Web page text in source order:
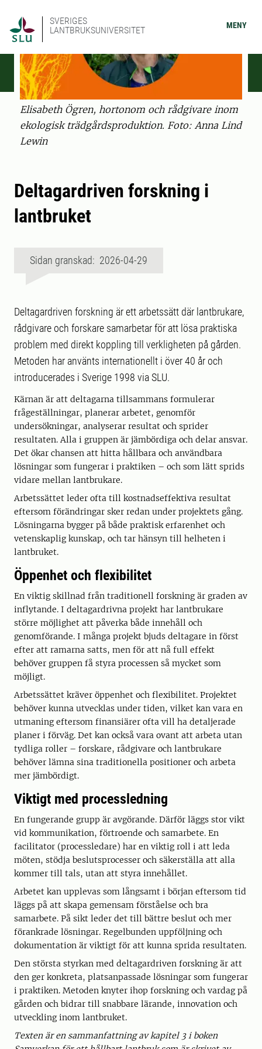
SVERIGES
LANTBRUKSUNIVERSITET
MENY
Elisabeth Ögren, hortonom och rådgivare inom
ekologisk trädgårdsproduktion. Foto: Anna Lind
Lewin
Deltagardriven forskning i
lantbruket
Sidan granskad: 2026-04-29
Deltagardriven forskning är ett arbetssätt där lantbrukare,
rådgivare och forskare samarbetar för att lösa praktiska
problem med direkt koppling till verkligheten på gården.
Metoden har använts internationellt i över 40 år och
introducerades i Sverige 1998 via SLU.
Kärnan är att deltagarna tillsammans formulerar
frågeställningar, planerar arbetet, genomför
undersökningar, analyserar resultat och sprider
resultaten. Alla i gruppen är jämbördiga och delar ansvar.
Det ökar chansen att hitta hållbara och användbara
lösningar som fungerar i praktiken – och som lätt sprids
vidare mellan lantbrukare.
Arbetssättet leder ofta till kostnadseffektiva resultat
eftersom förändringar sker redan under projektets gång.
Lösningarna bygger på både praktisk erfarenhet och
vetenskaplig kunskap, och tar hänsyn till helheten i
lantbruket.
Öppenhet och flexibilitet
En viktig skillnad från traditionell forskning är graden av
inflytande. I deltagardrivna projekt har lantbrukare
större möjlighet att påverka både innehåll och
genomförande. I många projekt bjuds deltagare in först
efter att ramarna satts, men för att nå full effekt
behöver gruppen få styra processen så mycket som
möjligt.
Arbetssättet kräver öppenhet och flexibilitet. Projektet
behöver kunna utvecklas under tiden, vilket kan vara en
utmaning eftersom finansiärer ofta vill ha detaljerade
planer i förväg. Det kan också vara ovant att arbeta utan
tydliga roller – forskare, rådgivare och lantbrukare
behöver lämna sina traditionella positioner och arbeta
mer jämbördigt.
Viktigt med processledning
En fungerande grupp är avgörande. Därför läggs stor vikt
vid kommunikation, förtroende och samarbete. En
facilitator (processledare) har en viktig roll i att leda
möten, stödja beslutsprocesser och säkerställa att alla
kommer till tals, utan att styra innehållet.
Arbetet kan upplevas som långsamt i början eftersom tid
läggs på att skapa gemensam förståelse och bra
samarbete. På sikt leder det till bättre beslut och mer
förankrade lösningar. Regelbunden uppföljning och
dokumentation är viktigt för att kunna sprida resultaten.
Den största styrkan med deltagardriven forskning är att
den ger konkreta, platsanpassade lösningar som fungerar
i praktiken. Metoden knyter ihop forskning och vardag på
gården och bidrar till snabbare lärande, innovation och
utveckling inom lantbruket.
Texten är en sammanfattning av kapitel 3 i boken